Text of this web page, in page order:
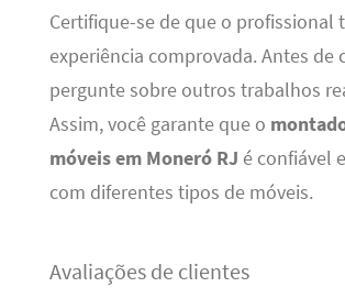
Certifique-se de que o profissional
experiência comprovada. Antes de
pergunte sobre outros trabalhos
Assim, você garante que o
móveis em Moneró RJ é confiável
com diferentes tipos de móveis.
Avaliações de clientes